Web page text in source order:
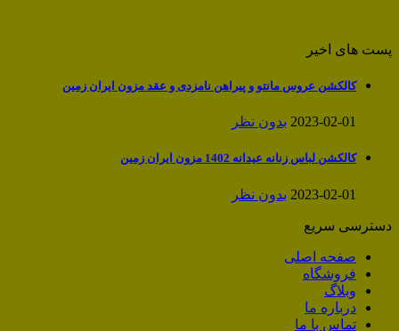
پست های اخیر
کالکشن عروس مانتو و پیراهن نامزدی و عقد مزون ایران زمین
2023-02-01 بدون نظر
کالکشن لباس زنانه عیدانه 1402 مزون ایران زمین
2023-02-01 بدون نظر
دسترسی سریع
صفحه اصلی
فروشگاه
وبلاگ
درباره ما
تماس با ما